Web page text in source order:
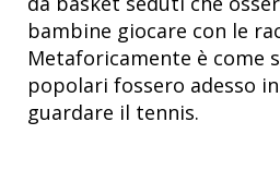
bambine giocare con le
Metaforicamente è come
popolari fossero adesso
guardare il tennis.